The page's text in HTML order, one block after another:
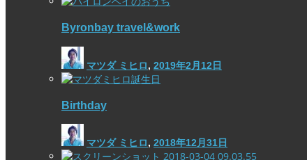
Byronbay travel&work
マツダ ミヒロ, 2019年2月12日
Birthday
マツダ ミヒロ, 2018年12月31日